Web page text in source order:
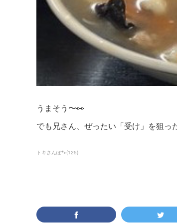
うまそう〜👀
でも兄さん、ぜったい「受け」を狙っ
トキさんぽ🐾(125)